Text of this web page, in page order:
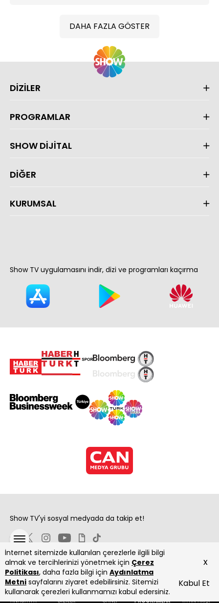
DAHA FAZLA GÖSTER
ANASAYFA DİZİLER CANLI PROGRAMLAR YAYIN AKIŞI
İnternet sitemizde kullanılan çerezlerle ilgili bilgi
almak ve tercihlerinizi yönetmek için Çerez
Politikası, daha fazla bilgi için Aydınlatma
Metni sayfalarını ziyaret edebilirsiniz. Sitemizi
kullanarak çerezleri kullanmamızı kabul edersiniz.
Kabul Et
x
DİZİLER
PROGRAMLAR
SHOW DİJİTAL
DİĞER
KURUMSAL
Show TV uygulamasını indir, dizi ve programları kaçırma
Show TV'yi sosyal medyada da takip et!
Copyright 2026 Show Televizyon Yayıncılık A.Ş.